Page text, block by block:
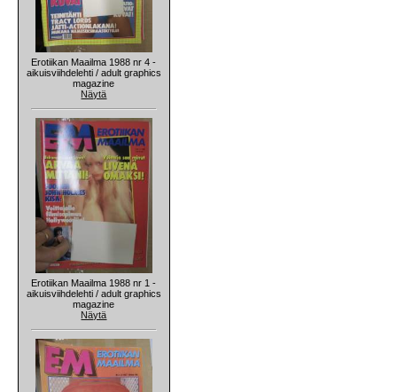
Erotiikan Maailma 1988 nr 4 -
aikuisviihdelehti / adult graphics
magazine
Näytä
Erotiikan Maailma 1988 nr 1 -
aikuisviihdelehti / adult graphics
magazine
Näytä